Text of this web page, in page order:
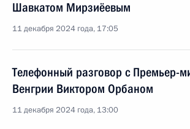
Шавкатом Мирзиёевым
11 декабря 2024 года, 17:05
Телефонный разговор с Премьер-
Венгрии Виктором Орбаном
11 декабря 2024 года, 13:00